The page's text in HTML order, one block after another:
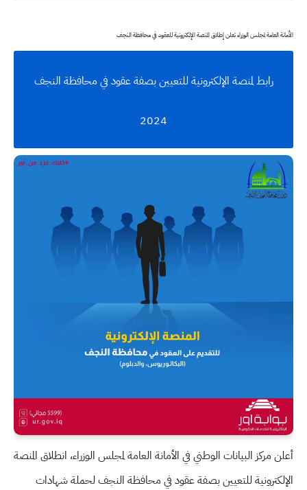
الأمانة العامة لمجلس الوزراء تعلن إطلاق المنصة الإلكترونية للعقود في محافظة النجف
رابط لمنصة الإلكترونية للتعيين بصفة عقود في محافظة النجف
2024
أعلن مركز البيانات الوطني في الأمانة العامة لمجلس الوزراء، انطلاق المنصة
الإلكترونية للتعيين بصفة عقود في محافظة النجف لحملة شهادات